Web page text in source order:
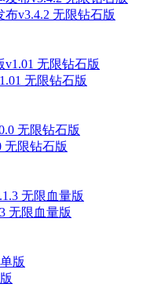
v3.4.2 无限钻石版
无限钻石版
无限钻石版
无限血量版